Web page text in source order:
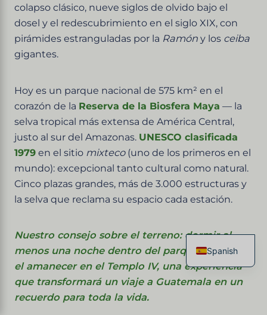
colapso clásico, nueve siglos de olvido bajo el
dosel y el redescubrimiento en el siglo XIX, con
pirámides estranguladas por la Ramón y los ceiba
gigantes.
Hoy es un parque nacional de 575 km² en el
corazón de la Reserva de la Biosfera Maya — la
selva tropical más extensa de América Central,
justo al sur del Amazonas. UNESCO clasificada
1979 en el sitio mixteco(uno de los primeros en el
mundo): excepcional tanto cultural como natural.
Cinco plazas grandes, más de 3.000 estructuras y
la selva que reclama su espacio cada estación.
Nuestro consejo sobre el terreno: dormir al
menos una noche dentro del parque para ver
el amanecer en el Templo IV, una experiencia
que transformará un viaje a Guatemala en un
recuerdo para toda la vida.
Spanish
French